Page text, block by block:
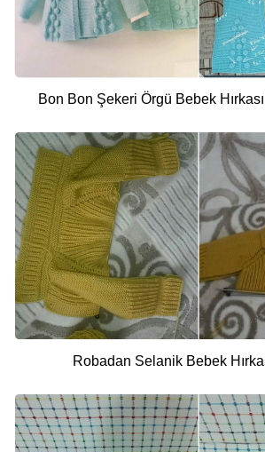
Bon Bon Şekeri Örgü Bebek Hırkası
Robadan Selanik Bebek